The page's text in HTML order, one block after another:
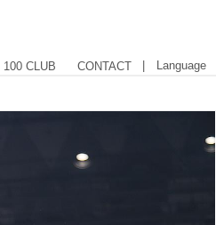
100 CLUB CONTACT | Language